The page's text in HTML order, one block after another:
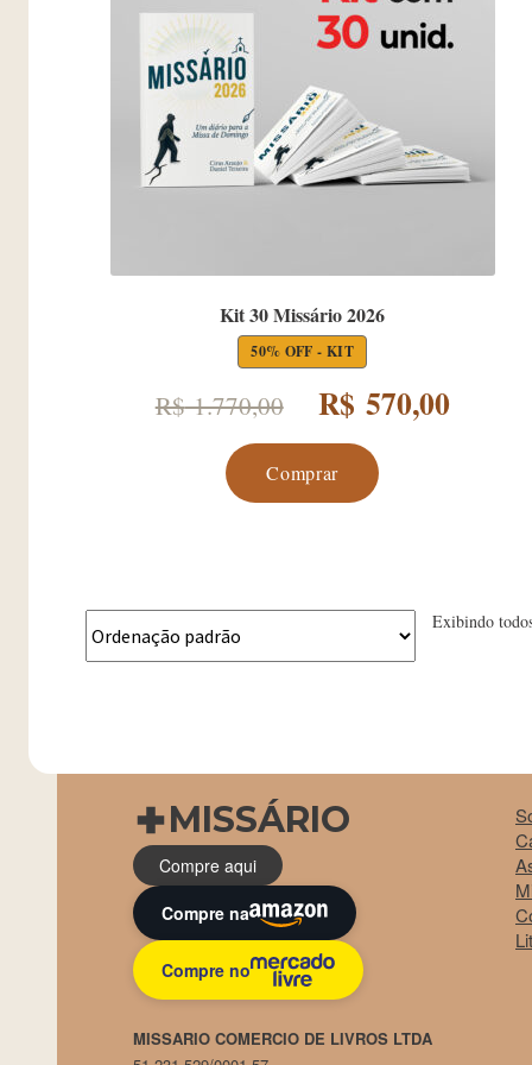
Kit 30 Missário 2026
50% OFF - KIT
R$1.770,00
O
preço
original
R$ 570,00O
Comprar
Exibindo
MISSÁRIO
Compre aqui
Compre na
Compre no
MISSARIO COMERCIO DE LIVROS LTDA